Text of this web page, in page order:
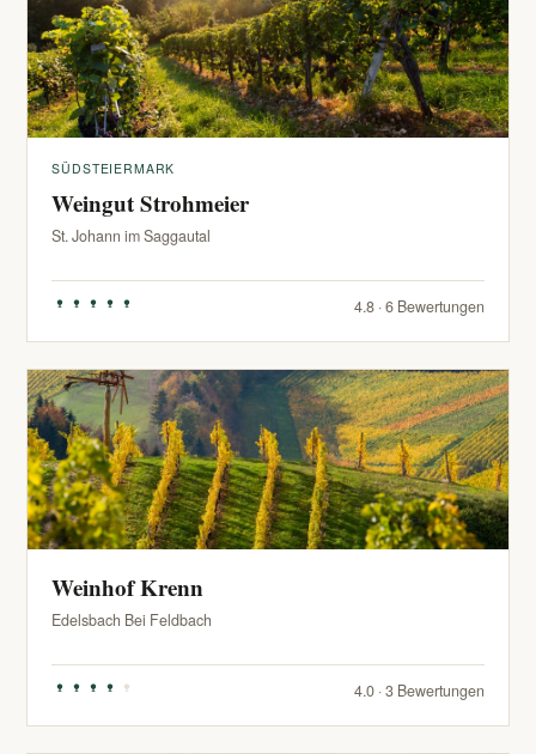
SÜDSTEIERMARK
Weingut Strohmeier
St. Johann im Saggautal
4.8 · 6 Bewertungen
Weinhof Krenn
Edelsbach Bei Feldbach
4.0 · 3 Bewertungen